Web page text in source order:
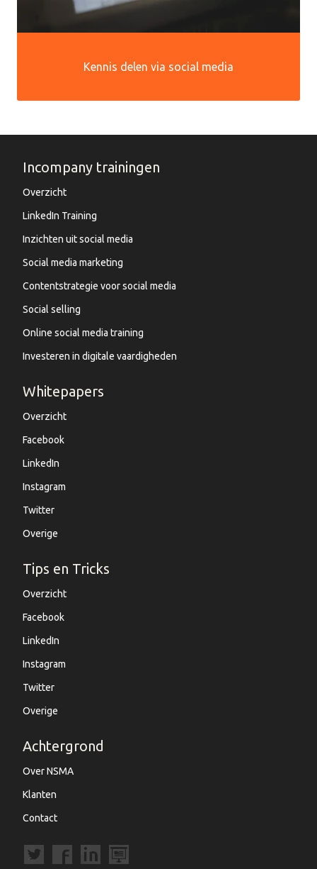
Kennis delen via social media
Incompany trainingen
Overzicht
LinkedIn Training
Inzichten uit social media
Social media marketing
Contentstrategie voor social media
Social selling
Online social media training
Investeren in digitale vaardigheden
Whitepapers
Overzicht
Facebook
LinkedIn
Instagram
Twitter
Overige
Tips en Tricks
Overzicht
Facebook
LinkedIn
Instagram
Twitter
Overige
Achtergrond
Over NSMA
Klanten
Contact